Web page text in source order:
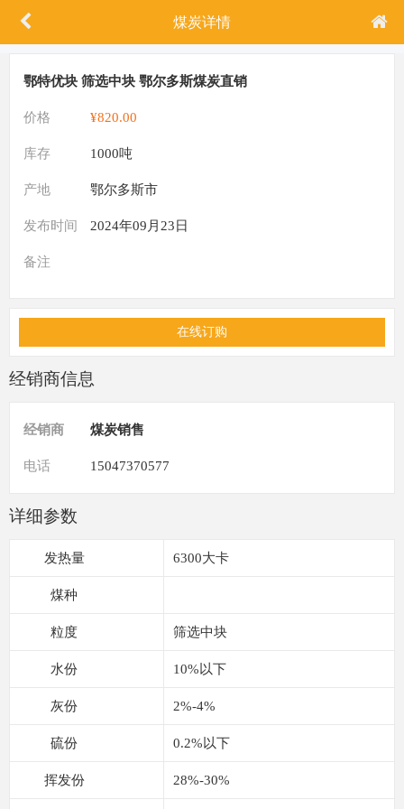
煤炭详情
鄂特优块 筛选中块 鄂尔多斯煤炭直销
价格 ¥820.00
库存 1000吨
产地 鄂尔多斯市
发布时间 2024年09月23日
备注
在线订购
经销商信息
经销商 煤炭销售
电话 15047370577
详细参数
发热量 6300大卡
煤种
粒度 筛选中块
水份 10%以下
灰份 2%-4%
硫份 0.2%以下
挥发份 28%-30%